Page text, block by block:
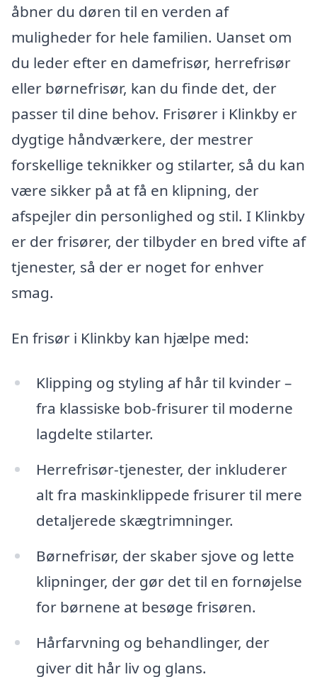
åbner du døren til en verden af
muligheder for hele familien. Uanset om
du leder efter en damefrisør, herrefrisør
eller børnefrisør, kan du finde det, der
passer til dine behov. Frisører i Klinkby er
dygtige håndværkere, der mestrer
forskellige teknikker og stilarter, så du kan
være sikker på at få en klipning, der
afspejler din personlighed og stil. I Klinkby
er der frisører, der tilbyder en bred vifte af
tjenester, så der er noget for enhver
smag.
En frisør i Klinkby kan hjælpe med:
Klipping og styling af hår til kvinder –
fra klassiske bob-frisurer til moderne
lagdelte stilarter.
Herrefrisør-tjenester, der inkluderer
alt fra maskinklippede frisurer til mere
detaljerede skægtrimninger.
Børnefrisør, der skaber sjove og lette
klipninger, der gør det til en fornøjelse
for børnene at besøge frisøren.
Hårfarvning og behandlinger, der
giver dit hår liv og glans.